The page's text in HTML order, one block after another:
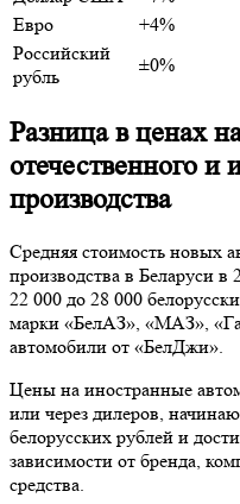
Евро
+4%
Российский
рубль
±0%
Разница в ценах
отечественного и
производства
Средняя стоимость новых
производства в Беларуси в
22 000 до 28 000
марки «БелАЗ», «МАЗ»,
автомобили от «БелДжи».
Цены на иностранные
или через дилеров,
белорусских рублей и
зависимости от бренда,
средства.